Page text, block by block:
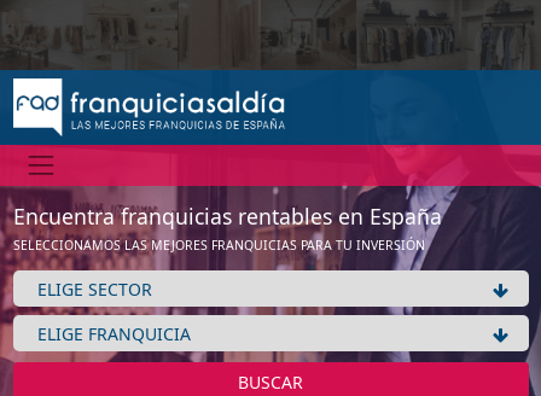
Encuentra franquicias rentables en España
SELECCIONAMOS LAS MEJORES FRANQUICIAS PARA TU INVERSIÓN
BUSCAR